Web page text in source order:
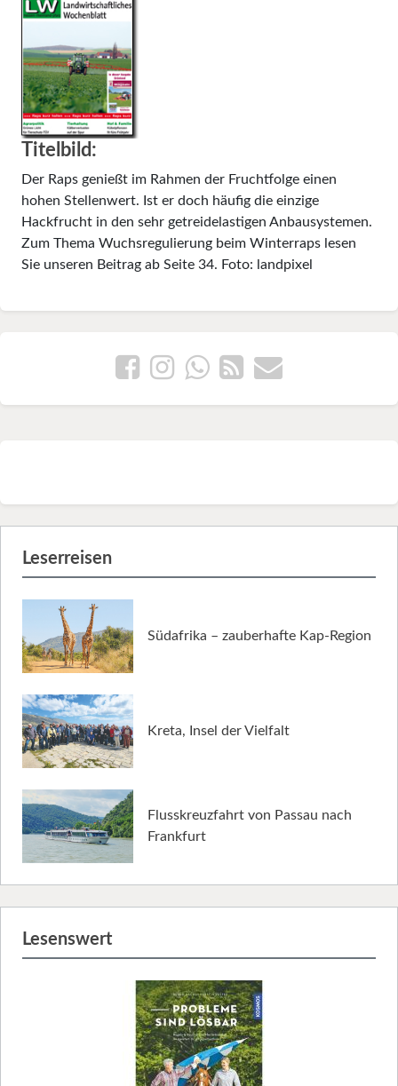
Titelbild:
Der Raps genießt im Rahmen der Fruchtfolge einen
hohen Stellenwert. Ist er doch häufig die einzige
Hackfrucht in den sehr getreidelastigen Anbausystemen.
Zum Thema Wuchsregulierung beim Winterraps lesen
Sie unseren Beitrag ab Seite 34. Foto: landpixel
Leserreisen
Südafrika – zauberhafte Kap-Region
Kreta, Insel der Vielfalt
Flusskreuzfahrt von Passau nach
Frankfurt
Lesenswert